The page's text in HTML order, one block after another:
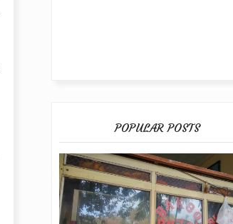
POPULAR POSTS